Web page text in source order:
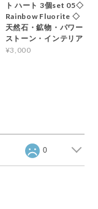
ト ハート 3個set 05◇
Rainbow Fluorite ◇
天然石・鉱物・パワー
ストーン・インテリア
¥3,000
0